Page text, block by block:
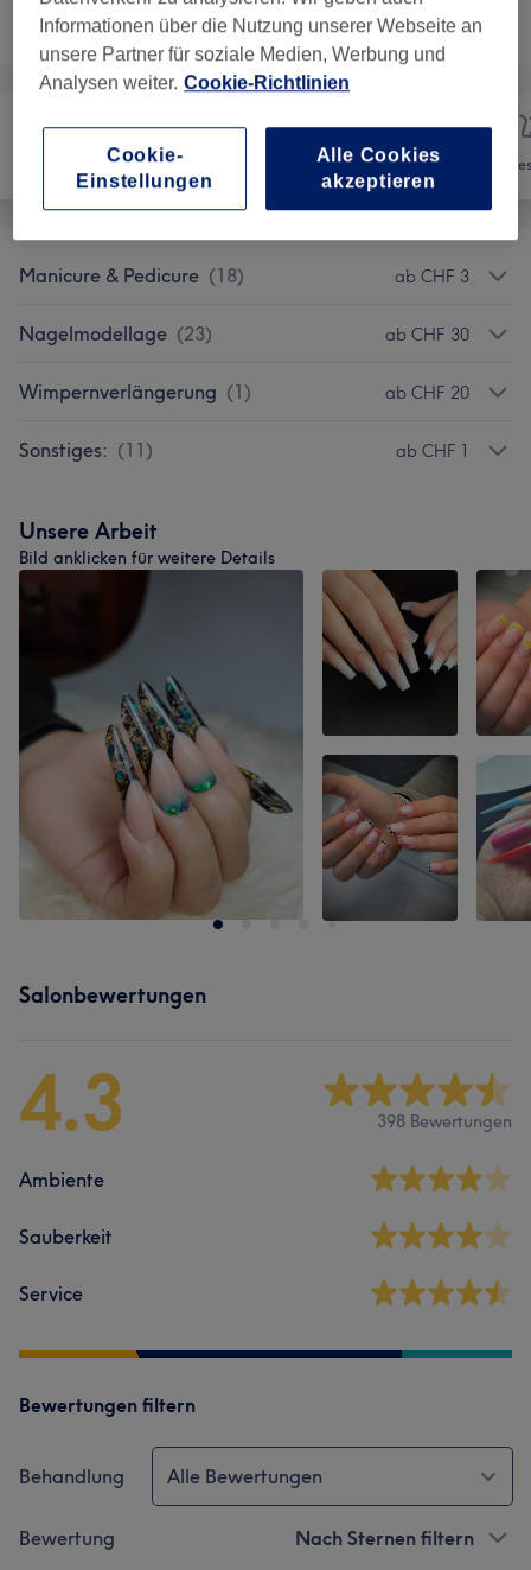
Alle Services
Coiffeur Nägel
Manicure & Pedicure (18) ab CHF 3
Nagelmodellage (23) ab CHF 30
Wimpernverlängerung (1) ab CHF 20
Sonstiges: (11) ab CHF 1
Unsere Arbeit
Bild anklicken für weitere Details
Salonbewertungen
4.3 398 Bewertungen
Ambiente
Sauberkeit
Service
Bewertungen filtern
Behandlung Alle Bewertungen
Bewertung Nach Sternen filtern
Informationen über die Nutzung unserer Webseite an
unsere Partner für soziale Medien, Werbung und
Analysen weiter. Cookie-Richtlinien
Alle Cookies
akzeptieren
Cookie-
Einstellungen